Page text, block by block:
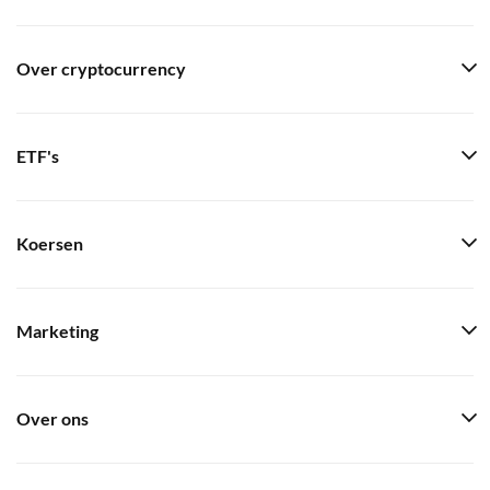
Over cryptocurrency
ETF's
Koersen
Marketing
Over ons